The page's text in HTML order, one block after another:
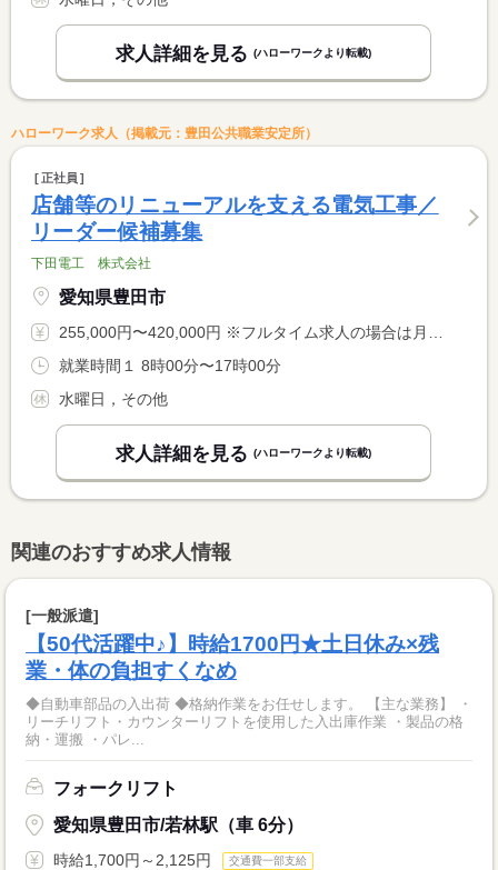
求人詳細を見る (ハローワークより転載)
ハローワーク求人（掲載元：豊田公共職業安定所）
正社員
店舗等のリニューアルを支える電気工事／
リーダー候補募集
下田電工 株式会社
愛知県豊田市
255,000円〜420,000円 ※フルタイム求人の場合は月額（換算額）、パート求人の場合は時間額を表示しています。
就業時間１ 8時00分〜17時00分
水曜日，その他
求人詳細を見る (ハローワークより転載)
関連のおすすめ求人情報
[一般派遣]
【50代活躍中♪】時給1700円★土日休み×残
業・体の負担すくなめ
◆自動車部品の入出荷 ◆格納作業をお任せします。 【主な業務】 ・
リーチリフト・カウンターリフトを使用した入出庫作業 ・製品の格
納・運搬 ・パレ...
フォークリフト
愛知県豊田市/若林駅（車 6分）
時給1,700円～2,125円 交通費一部支給